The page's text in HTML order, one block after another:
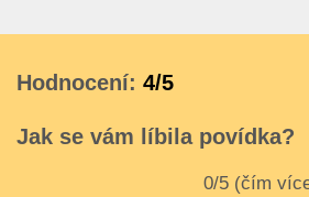
Hodnocení: 4/5
Jak se vám líbila povídka?